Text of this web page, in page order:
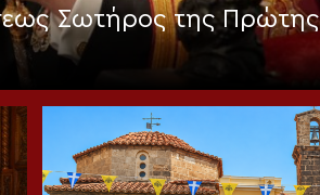
Σωτήρος της Πρώτης